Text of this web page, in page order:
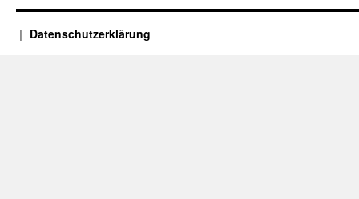
Datenschutzerklärung